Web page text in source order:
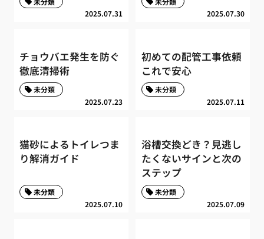
2025.07.31 2025.07.30
チョウバエ発生を防ぐ
徹底清掃術
2025.07.23
未分類
初めての配管工事依頼
これで安心
2025.07.11
未分類
猫砂によるトイレつま
り解消ガイド
2025.07.10
未分類
浴槽交換どき？見逃し
たくないサインと次の
ステップ
2025.07.09
未分類